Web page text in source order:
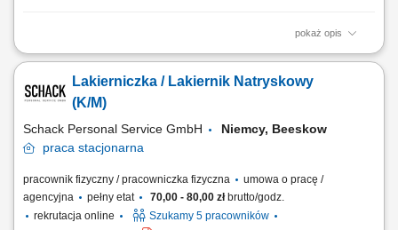
pokaż opis
Opis stanowiska: przygotowywanie powierzchni do malowania, w tym
natryskowego; utrzymywanie sprzętu w dobrym stanie i czyszczenie
narzędzi po użyciu; wykonywanie poprawek malarskich i drobnych
Lakierniczka / Lakiernik Natryskowy
(K/M)
Schack Personal Service GmbH
Niemcy, Beeskow
praca stacjonarna
pracownik fizyczny / pracowniczka fizyczna
umowa o pracę /
agencyjna
pełny etat 70,00 - 80,00 złbrutto/godz.
rekrutacja online
Szukamy 5 pracowników